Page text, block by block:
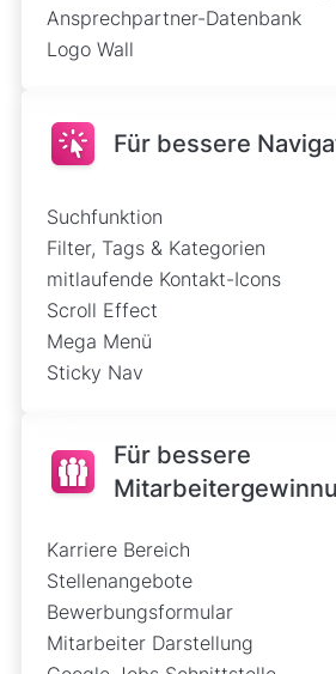
Ansprechpartner-Datenbank
Logo Wall
Für bessere
Suchfunktion
Filter, Tags & Kategorien
mitlaufende Kontakt-Icons
Scroll Effect
Mega Menü
Sticky Nav
Für bessere
Karriere Bereich
Stellenangebote
Bewerbungsformular
Mitarbeiter Darstellung